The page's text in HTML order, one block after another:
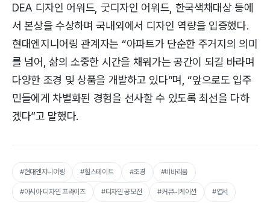
DEA 디자인 어워드, 굿디자인 어워드, 한국색채대상 등에
서 본상을 수상하며 국내외에서 디자인 역량을 입증했다.
현대엔지니어링 관계자는 “아파트가 단순한 주거지의 의미
를 넘어, 삶의 소중한 시간을 채워가는 공간이 되길 바라며
다양한 조경 및 상품을 개발하고 있다”며, “앞으로도 입주
민들에게 차별화된 경험을 선사할 수 있도록 최선을 다하
겠다”고 말했다.
#현대엔지니어링 #힐스테이트 #조경 #비바리움
#아시아 디자인 프라이즈 #디자인 공모전 #커뮤니케이션 #엽서